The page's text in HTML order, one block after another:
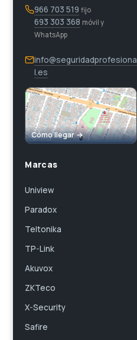
966 703 519 fijo
693 303 368 móvil y
WhatsApp
info@seguridadprofesiona
l.es
Cómo llegar →
Marcas
Uniview
Paradox
Teltonika
TP-Link
Akuvox
ZKTeco
X-Security
Safire